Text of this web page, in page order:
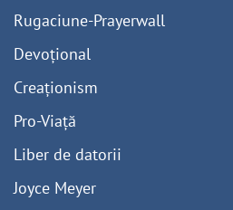
Rugaciune-Prayerwall
Devoțional
Creaționism
Pro-Viață
Liber de datorii
Joyce Meyer